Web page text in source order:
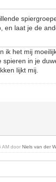
laat je de
ik het mij
in je
lijkt mij.
AM doorNiels van der